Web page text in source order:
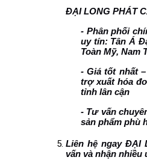
ĐẠI LONG PHÁT
- Phân phối
uy tín: Tân Á
Toàn Mỹ, Nam
- Giá tốt nhất
trợ xuất hóa
tỉnh lân cận
- Tư vấn
sản phẩm phù
Liên hệ ngay ĐẠI
vấn và nhận nhiều